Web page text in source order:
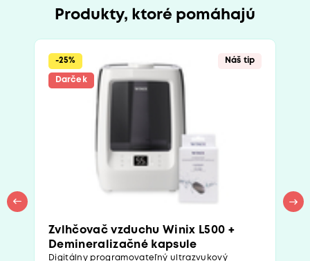
Produkty, ktoré pomáhajú
Darček
-25% Náš tip
Zvlhčovač vzduchu Winix L500 +
Demineralizačné kapsule
Digitálny programovateľný ultrazvukový